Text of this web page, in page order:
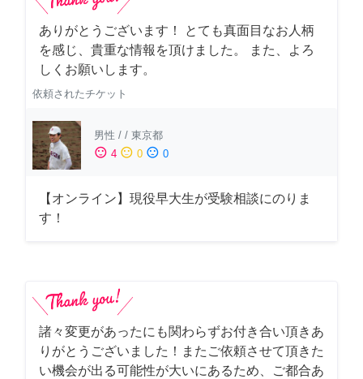
ありがとうございます！ とても真面目なお人柄
を感じ、貴重な情報を頂けました。 また、よろ
しくお願いします。
依頼されたチケット
男性 / / 東京都
sentiment_satisfied 4 sentiment_neutral 0 sentiment_dissatisfied 0
【オンライン】現役早大生が受験相談にのりま
す！
諸々変更があったにも関わらずお付き合い頂きあ
りがとうございました！またご依頼させて頂きた
い機会が出る可能性が大いにあるため、ご都合あ